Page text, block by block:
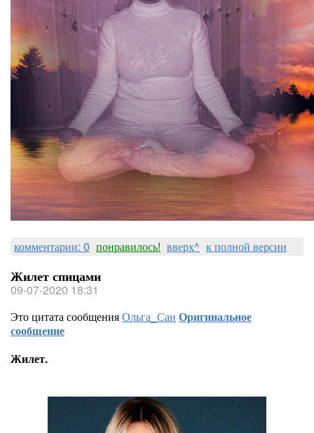
комментарии: 0 понравилось! вверх^ к полной версии
Жилет спицами
09-07-2020 18:31
Это цитата сообщенияОльга_Сан Оригинальное
сообщение
Жилет.